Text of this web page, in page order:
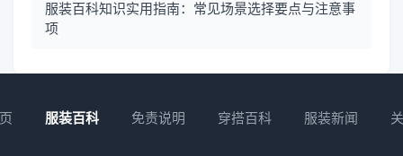
服装百科知识实用指南：常见场景选择要点与注意事
项
服装百科 免责说明 穿搭百科 服装新闻